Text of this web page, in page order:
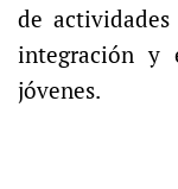
de
integración y
jóvenes.